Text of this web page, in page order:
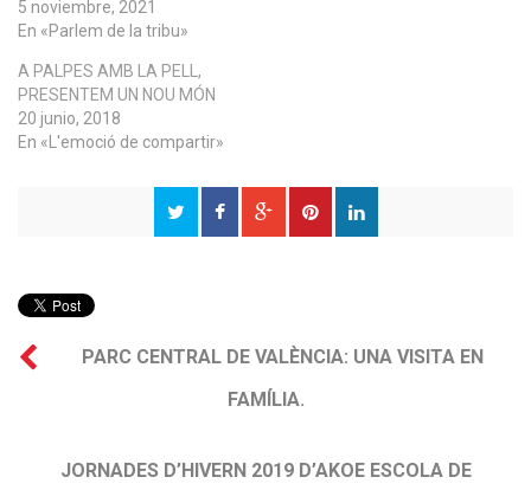
5 noviembre, 2021
En «Parlem de la tribu»
A PALPES AMB LA PELL,
PRESENTEM UN NOU MÓN
20 junio, 2018
En «L'emoció de compartir»
PARC CENTRAL DE VALÈNCIA: UNA VISITA EN
FAMÍLIA.
JORNADES D’HIVERN 2019 D’AKOE ESCOLA DE